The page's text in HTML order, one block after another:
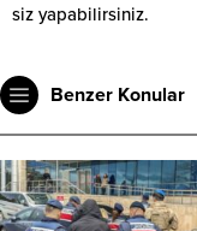
siz yapabilirsiniz.
Benzer Konular